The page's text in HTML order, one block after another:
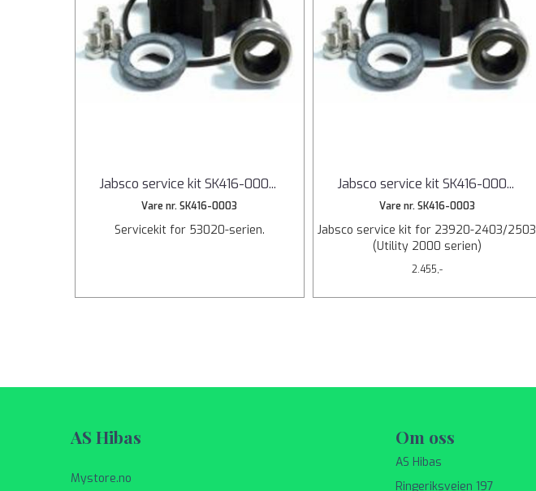
Jabsco service kit SK416-000...
Vare nr. SK416-0003
Servicekit for 53020-serien.
Jabsco service kit SK416-000...
Vare nr. SK416-0003
Jabsco service kit for 23920-2403/2503
(Utility 2000 serien)
2.455,-
AS Hibas
Mystore.no
Om oss
AS Hibas
Ringeriksveien 197